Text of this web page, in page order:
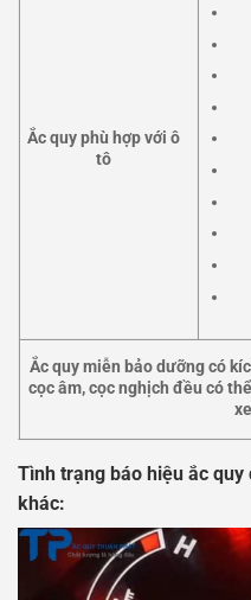
Ắc quy phù hợp với ô
tô
Ắc quymiễn bảo dưỡngcó
cọc âm, cọc nghịch đều có
Tình trạng báo hiệu ắc
khác: